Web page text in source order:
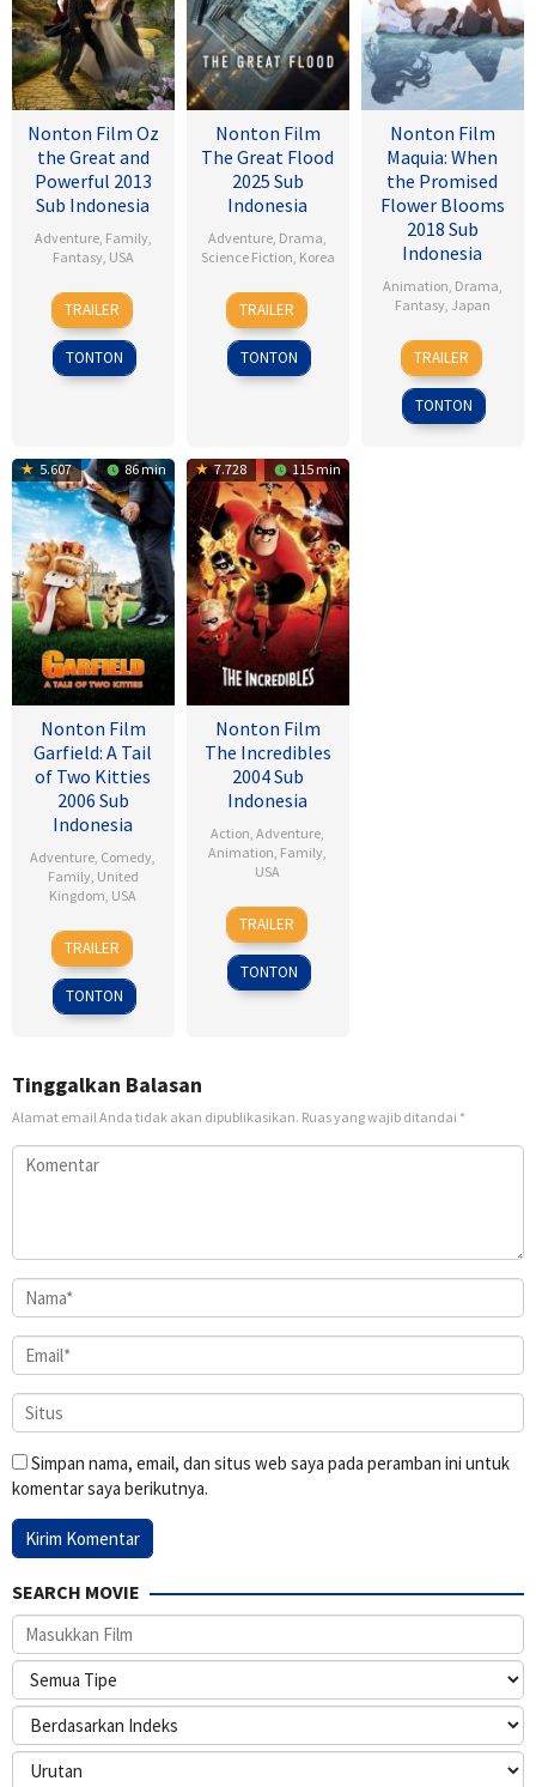
Nonton Film Oz
the Great and
Powerful 2013
Sub Indonesia
Adventure, Family,
Fantasy, USA
7
Mar
2013
Sam
Raimi
TRAILER
TONTON
Nonton Film
The Great Flood
2025 Sub
Indonesia
Adventure, Drama,
Science Fiction, Korea
18
Sep
2025
Kim
Byung-
woo
TRAILER
TONTON
Nonton Film
Maquia: When
the Promised
Flower Blooms
2018 Sub
Indonesia
Animation, Drama,
Fantasy, Japan
24
Feb
2018
Heo
Jong
TRAILER
TONTON
5.607 86 min
Nonton Film
Garfield: A Tail
of Two Kitties
2006 Sub
Indonesia
Adventure, Comedy,
Family, United
Kingdom, USA
15
Jun
2006
Tim
Hill
TRAILER
TONTON
7.728 115 min
Nonton Film
The Incredibles
2004 Sub
Indonesia
Action,Adventure,
Animation, Family,
USA
27
Oct
2004
Brad
Bird
TRAILER
TONTON
Tinggalkan Balasan
Alamat email Anda tidak akan dipublikasikan. Ruas yang wajib ditandai *
Simpan nama, email, dan situs web saya pada peramban ini untuk
komentar saya berikutnya.
SEARCH MOVIE